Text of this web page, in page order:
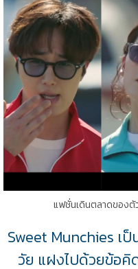
แฟชั่นเดินตลาดของตั
Sweet Munchies เ
วัย แฝงไปด้วยข้อคิ